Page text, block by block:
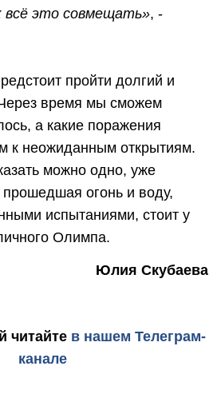
всё это совмещать», -
пройти долгий и
время мы сможем
а какие поражения
к неожиданным открытиям.
можно одно, уже
огонь и воду,
испытаниями, стоит у
Олимпа.
Юлия Скубаева
читайте в нашем Телеграм-
канале